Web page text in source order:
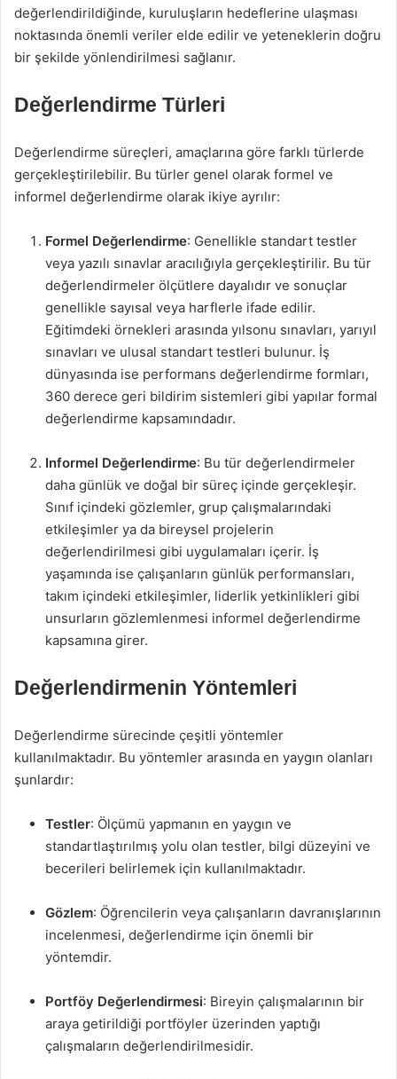
değerlendirildiğinde, kuruluşların hedeflerine ulaşması
noktasında önemli veriler elde edilir ve yeteneklerin doğru
bir şekilde yönlendirilmesi sağlanır.
Değerlendirme Türleri
Değerlendirme süreçleri, amaçlarına göre farklı türlerde
gerçekleştirilebilir. Bu türler genel olarak formel ve
informel değerlendirme olarak ikiye ayrılır:
Formel Değerlendirme: Genellikle standart testler
veya yazılı sınavlar aracılığıyla gerçekleştirilir. Bu tür
değerlendirmeler ölçütlere dayalıdır ve sonuçlar
genellikle sayısal veya harflerle ifade edilir.
Eğitimdeki örnekleri arasında yılsonu sınavları, yarıyıl
sınavları ve ulusal standart testleri bulunur. İş
dünyasında ise performans değerlendirme formları,
360 derece geri bildirim sistemleri gibi yapılar formal
değerlendirme kapsamındadır.
Informel Değerlendirme: Bu tür değerlendirmeler
daha günlük ve doğal bir süreç içinde gerçekleşir.
Sınıf içindeki gözlemler, grup çalışmalarındaki
etkileşimler ya da bireysel projelerin
değerlendirilmesi gibi uygulamaları içerir. İş
yaşamında ise çalışanların günlük performansları,
takım içindeki etkileşimler, liderlik yetkinlikleri gibi
unsurların gözlemlenmesi informel değerlendirme
kapsamına girer.
Değerlendirmenin Yöntemleri
Değerlendirme sürecinde çeşitli yöntemler
kullanılmaktadır. Bu yöntemler arasında en yaygın olanları
şunlardır:
Testler: Ölçümü yapmanın en yaygın ve
standartlaştırılmış yolu olan testler, bilgi düzeyini ve
becerileri belirlemek için kullanılmaktadır.
Gözlem: Öğrencilerin veya çalışanların davranışlarının
incelenmesi, değerlendirme için önemli bir
yöntemdir.
Portföy Değerlendirmesi: Bireyin çalışmalarının bir
araya getirildiği portföyler üzerinden yaptığı
çalışmaların değerlendirilmesidir.